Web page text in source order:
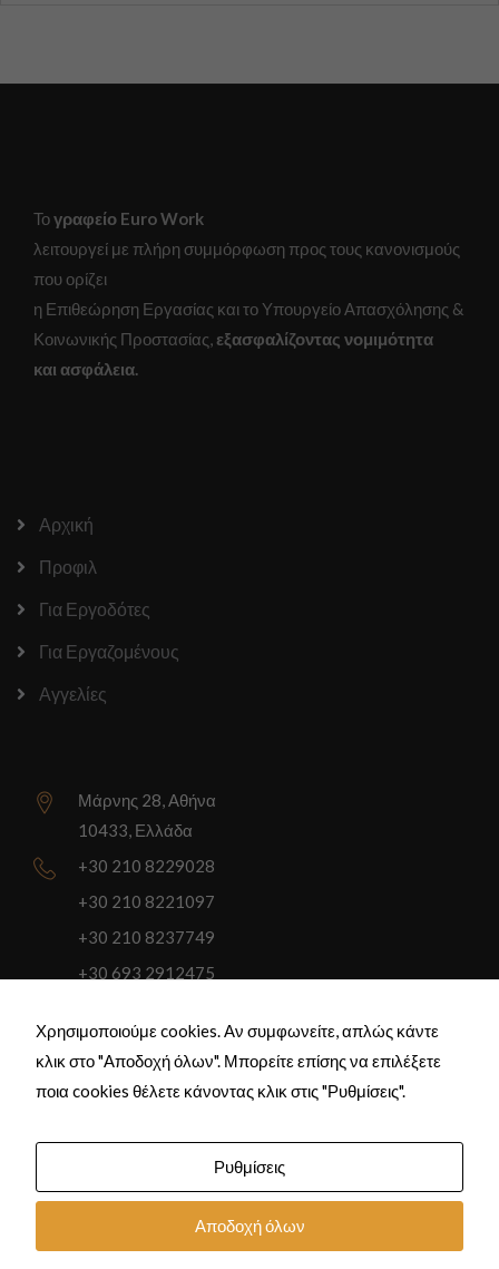
Τογραφείο Euro Work
λειτουργεί με πλήρη συμμόρφωση προς τους κανονισμούς
που ορίζει
η Επιθεώρηση Εργασίας και το Υπουργείο Απασχόλησης &
Κοινωνικής Προστασίας, εξασφαλίζοντας νομιμότητα
και ασφάλεια.
Αρχική
Προφιλ
Για Εργοδότες
Για Εργαζομένους
Αγγελίες
Μάρνης 28, Αθήνα
10433, Ελλάδα
+30 210 8229028
+30 210 8221097
+30 210 8237749
+30 693 2912475
All Rights Reserved by Eurowork © - Created and Developed by
Econtent Systems
Αρχική
Χρησιμοποιούμε cookies. Αν συμφωνείτε, απλώς κάντε
κλικ στο "Αποδοχή όλων". Μπορείτε επίσης να επιλέξετε
ποια cookies θέλετε κάνοντας κλικ στις "Ρυθμίσεις".
Ρυθμίσεις
Αποδοχή όλων